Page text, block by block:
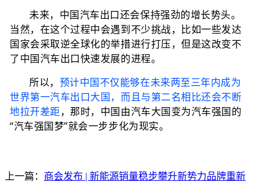
未来，中国汽车出口还会保持强劲的增长势头。
当然，在这个过程中会遇到不少挑战，比如一些发达
国家会采取逆全球化的举措进行打压，但是这改变不
了中国汽车出口快速发展的进程。
所以， 预计中国不仅能够在未来两至三年内成为
世界第一汽车出口大国，而且与第二名相比还会不断
地拉开差距，那时，中国由汽车大国变为汽车强国的
“汽车强国梦”就会一步步化为现实。
上一篇： 商会发布 | 新能源销量稳步攀升新势力品牌重新